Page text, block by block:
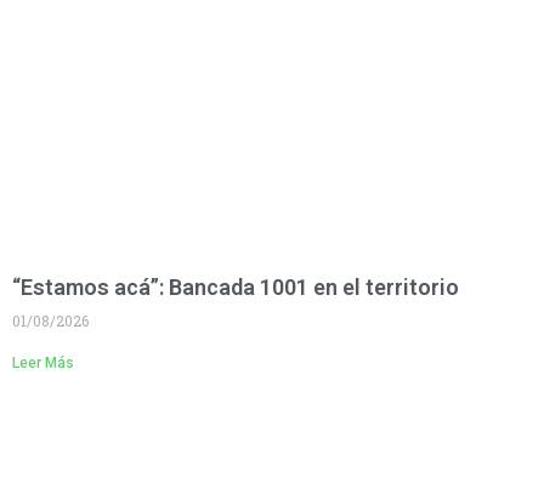
“Estamos acá”: Bancada 1001 en el territorio
01/08/2026
Leer Más